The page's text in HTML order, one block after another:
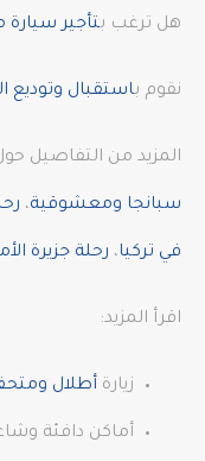
هل ترغب بتأجير
نقوم باستقبال وتوديع
المزيد من التفاصيل
سبانجا ومعشوقية،
في تركيا، رحلة جزيرة
اقرأ المزيد:
زيارة أطلال
أماكن دافئة